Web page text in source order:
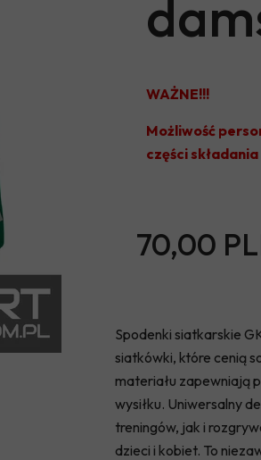
Spodenki siatkarskie
siatkówki, które cenią
materiału zapewniają
wysiłku. Uniwersalny
treningów, jak i
dzieci i kobiet. To
WAŻNE!!!
Możliwość
części
70,00